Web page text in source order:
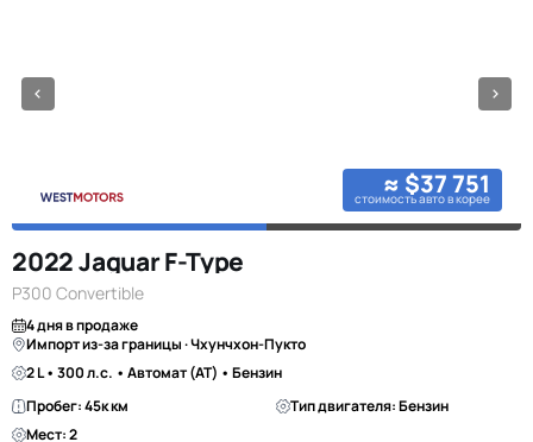
≈ $37 751
стоимость авто в корее
2022 Jaguar F-Type
P300 Convertible
4 дня в продаже
Импорт из-за границы · Чхунчхон-Пукто
2 L • 300 л.с. • Автомат (AT) • Бензин
Пробег: 45к км
Тип двигателя: Бензин
Мест: 2